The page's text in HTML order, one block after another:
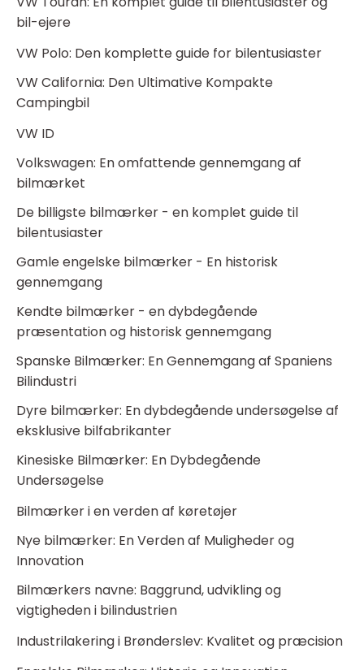
bil-ejere
VW Polo: Den komplette guide for bilentusiaster
VW California: Den Ultimative Kompakte
Campingbil
VW ID
Volkswagen: En omfattende gennemgang af
bilmærket
De billigste bilmærker - en komplet guide til
bilentusiaster
Gamle engelske bilmærker - En historisk
gennemgang
Kendte bilmærker - en dybdegående
præsentation og historisk gennemgang
Spanske Bilmærker: En Gennemgang af Spaniens
Bilindustri
Dyre bilmærker: En dybdegående undersøgelse af
eksklusive bilfabrikanter
Kinesiske Bilmærker: En Dybdegående
Undersøgelse
Bilmærker i en verden af køretøjer
Nye bilmærker: En Verden af Muligheder og
Innovation
Bilmærkers navne: Baggrund, udvikling og
vigtigheden i bilindustrien
Industrilakering i Brønderslev: Kvalitet og præcision